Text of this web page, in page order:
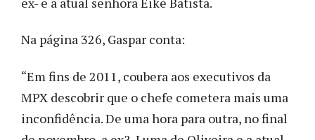
Na página 326, Gaspar conta:
“Em fins de 2011, coubera aos executivos da
MPX descobrir que o chefe cometera mais uma
inconfidência. De uma hora para outra, no final